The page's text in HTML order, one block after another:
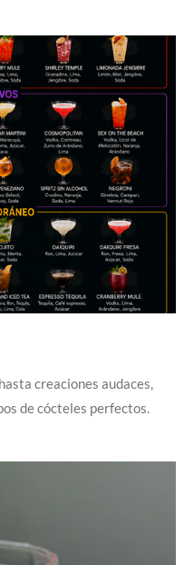
creaciones audaces,
de cócteles perfectos.